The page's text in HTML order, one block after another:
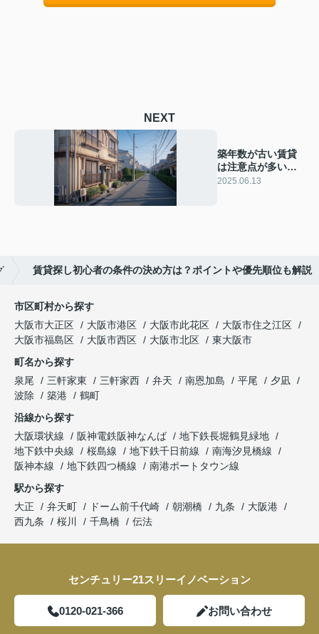
NEXT
築年数が古い賃貸
は注意点が多い？
デメリットを知り
2025.06.13
賃貸探し初心者の条件の決め方は？ポイントや優先順位も解説
市区町村から探す
大阪市大正区
大阪市港区 大阪市此花区
大阪市住之江区
大阪市福島区
大阪市西区 大阪市北区
東大阪市
町名から探す
泉尾
三軒家東 三軒家西 弁天 南恩加島 平尾
夕凪
波除
築港
鶴町
沿線から探す
大阪環状線
阪神電鉄阪神なんば
地下鉄長堀鶴見緑地
地下鉄中央線
桜島線 地下鉄千日前線
南海汐見橋線
阪神本線
地下鉄四つ橋線
南港ポートタウン線
駅から探す
大正
弁天町 ドーム前千代崎 朝潮橋 九条
大阪港
西九条
桜川 千鳥橋 伝法
センチュリー21スリーイノベーション
0120-021-366 お問い合わせ